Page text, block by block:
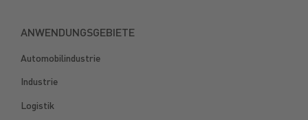
ANWENDUNGSGEBIETE
Automobilindustrie
Industrie
Logistik